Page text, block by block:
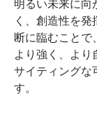
明るい未来に向
く、創造性を
断に臨むことで
より強く、よ
サイティングな
す。